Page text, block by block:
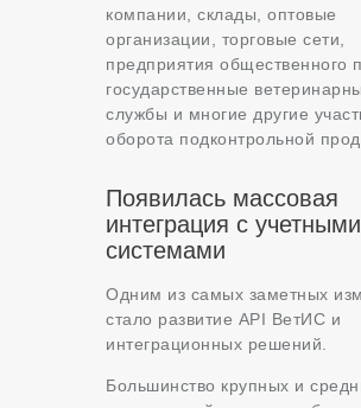
компании, склады, оптовые
организации, торговые сети,
предприятия общественного
государственные
службы и многие другие
оборота подконтрольной
Появилась массовая
интеграция с учетными
системами
Одним из самых заметных
стало развитие API ВетИС и
интеграционных решений.
Большинство крупных и